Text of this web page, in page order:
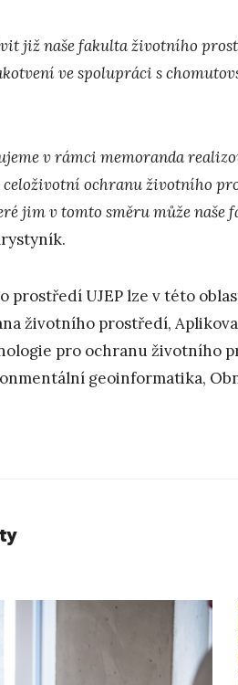
již naše fakulta životního
ve spolupráci s
v rámci memoranda
ochranu životního
jim v tomto směru může naše
prostředí UJEP lze v této
životního prostředí,
pro ochranu životního
geoinformatika,